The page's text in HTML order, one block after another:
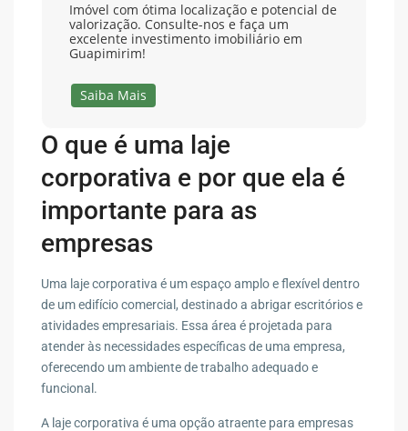
Imóvel com ótima localização e potencial de
valorização. Consulte-nos e faça um
excelente investimento imobiliário em
Guapimirim!
Saiba Mais
O que é uma laje
corporativa e por que ela é
importante para as
empresas
Uma laje corporativa é um espaço amplo e flexível dentro
de um edifício comercial, destinado a abrigar escritórios e
atividades empresariais. Essa área é projetada para
atender às necessidades específicas de uma empresa,
oferecendo um ambiente de trabalho adequado e
funcional.
A laje corporativa é uma opção atraente para empresas